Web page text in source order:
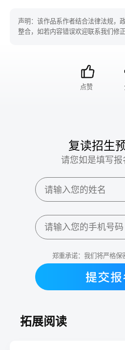
声明：该作品系作者结合法律法规，
整合，如若内容错误欢迎联系我们修正
点赞
复读招生
请您如是填写报
郑重承诺：我们将严格保
拓展阅读